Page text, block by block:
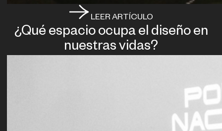
LEER ARTÍCULO
¿Qué espacio ocupa el diseño en
nuestras vidas?